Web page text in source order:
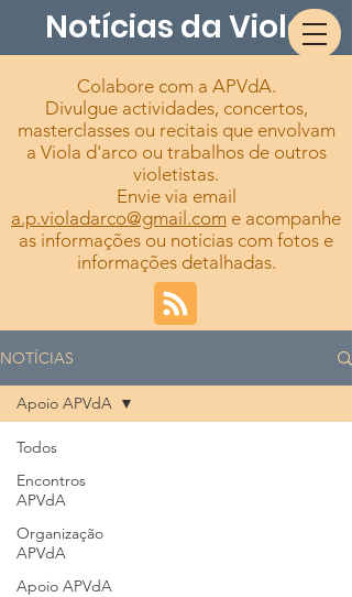
Notícias da Viola
Colabore com a APVdA.
Divulgue actividades, concertos,
masterclasses ou recitais que envolvam
a Viola d'arco ou trabalhos de outros
violetistas.
Envie via email
a.p.violadarco@gmail.com e acompanhe
as informações ou notícias com fotos e
informações detalhadas.
NOTÍCIAS
Todos
Encontros
APVdA
Organização
APVdA
Apoio APVdA
Apoio APVdA